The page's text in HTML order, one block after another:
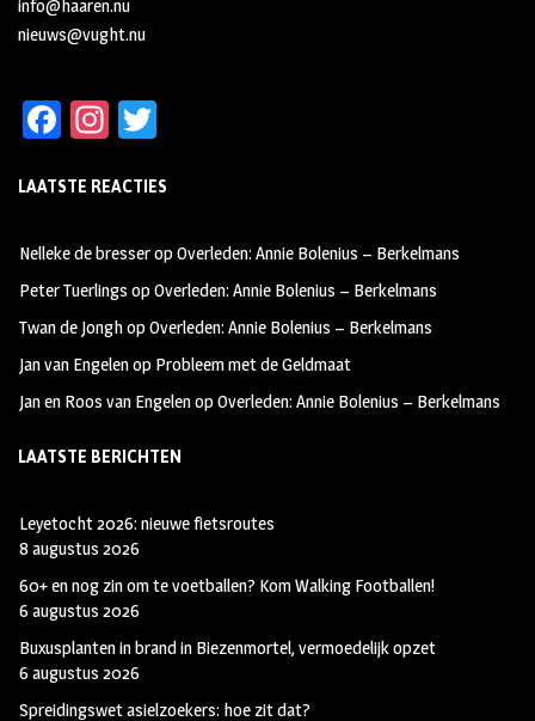
info@haaren.nu
nieuws@vught.nu
Fa
b
oo
k
In
ag
m
tt
LAATSTE REACTIES
Nelleke de bresseropOverleden: Annie Bolenius – Berkelmans
Peter Tuerlings opOverleden: Annie Bolenius – Berkelmans
Twan de JonghopOverleden: Annie Bolenius – Berkelmans
Jan van Engelenop Probleem met de Geldmaat
Jan en Roos van EngelenopOverleden: Annie Bolenius – Berkelmans
LAATSTE BERICHTEN
Leyetocht 2026: nieuwe fietsroutes
8 augustus 2026
60+ en nog zin om te voetballen? Kom Walking Footballen!
6 augustus 2026
Buxusplanten in brand in Biezenmortel, vermoedelijk opzet
6 augustus 2026
Spreidingswet asielzoekers: hoe zit dat?